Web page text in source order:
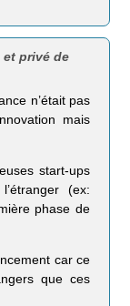
privé de
n’était pas
mais
start-ups
(ex:
phase de
car ce
que ces